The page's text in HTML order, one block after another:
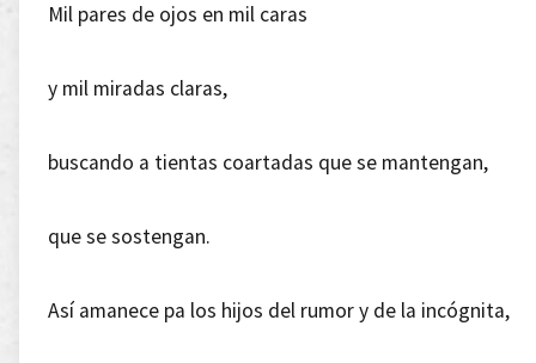
Mil pares de ojos en mil caras
y mil miradas claras,
buscando a tientas coartadas que se mantengan,
que se sostengan.
Así amanece pa los hijos del rumor y de la incógnita,